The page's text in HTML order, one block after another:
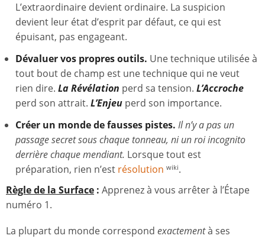
L’extraordinaire devient ordinaire. La suspicion
devient leur état d’esprit par défaut, ce qui est
épuisant, pas engageant.
Dévaluer vos propres outils. Une technique utilisée à
tout bout de champ est une technique qui ne veut
rien dire. La Révélation perd sa tension. L’Accroche
perd son attrait. L’Enjeu perd son importance.
Créer un monde de fausses pistes. Il n’y a pas un
passage secret sous chaque tonneau, ni un roi incognito
derrière chaque mendiant. Lorsque tout est
préparation, rien n’est résolution wiki.
Règle de la Surface : Apprenez à vous arrêter à l’Étape
numéro 1.
La plupart du monde correspond exactementà ses